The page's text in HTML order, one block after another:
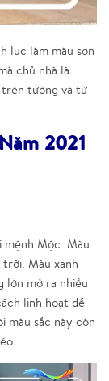
lục làm màu sơn
chủ nhà là
trên tường và từ
2021
mệnh Mộc. Màu
trời. Màu xanh
lớn mở ra nhiều
linh hoạt dễ
màu sắc này còn